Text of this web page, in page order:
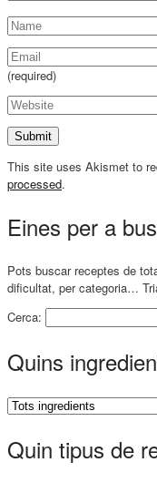
(required)
This site uses Akismet to
processed.
Eines per a
Pots buscar receptes de
dificultat, per categoria…
Cerca:
Quins
Quin tipus de